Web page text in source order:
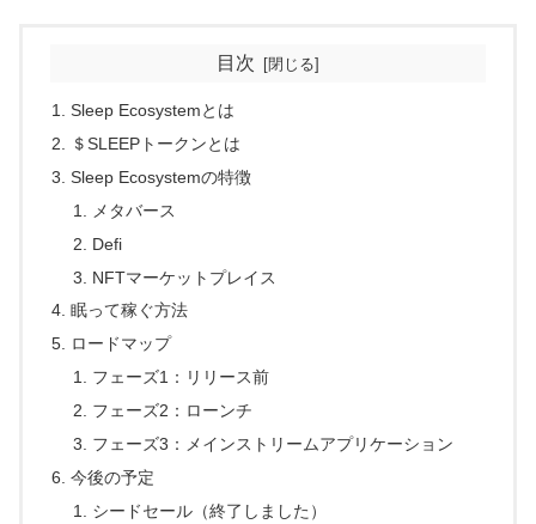
目次
Sleep Ecosystemとは
＄SLEEPトークンとは
Sleep Ecosystemの特徴
メタバース
Defi
NFTマーケットプレイス
眠って稼ぐ方法
ロードマップ
フェーズ1：リリース前
フェーズ2：ローンチ
フェーズ3：メインストリームアプリケーション
今後の予定
シードセール（終了しました）